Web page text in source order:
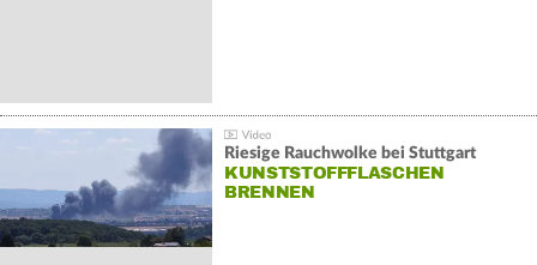
Riesige Rauchwolke bei Stuttgart
KUNSTSTOFFFLASCHEN
BRENNEN